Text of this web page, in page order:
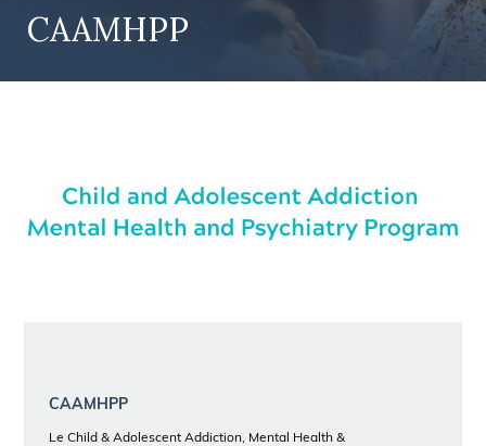
CAAMHPP
CAAMHPP
Le Child & Adolescent Addiction, Mental Health &